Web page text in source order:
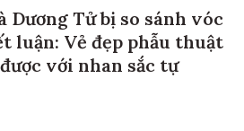
Dương Tử bị so sánh vóc
luận: Vẻ đẹp phẫu thuật
với nhan sắc tự